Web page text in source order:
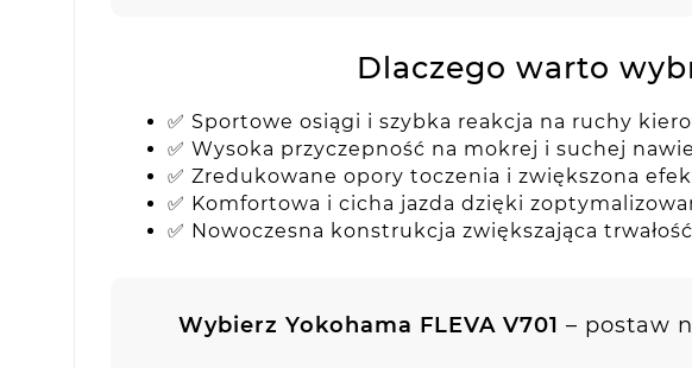
Dlaczego warto
✅ Sportowe osiągi i szybka reakcja na ruchy
✅ Wysoka przyczepność na mokrej i suchej
✅ Zredukowane opory toczenia i zwiększona
✅ Komfortowa i cicha jazda dzięki
✅ Nowoczesna konstrukcja zwiększająca
Wybierz Yokohama FLEVA V701 – postaw